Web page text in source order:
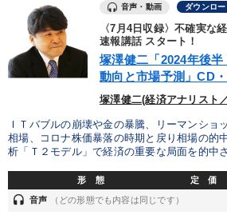
音声・動画 ダウンロ
〈7月4日収録〉不確実な
速報講話 スタート！
塚澤健二「2024年後
動向と市場予測」CD
塚澤健二(経済アナリスト
ＩＴバブルの崩壊や金の暴騰、リーマンショ
相場、コロナ株価暴落の時期と戻り相場の的
析「Ｔ２モデル」で経済の重要な局面を的中
形 態 定 価
headset 音声 （どの形態でも内容は同じです）